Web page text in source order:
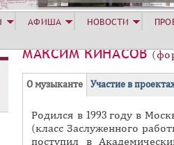
МАКСИМ КИНАСОВ
Г
П
О музыканте(
а
к
т
Участие в
Родился в 1993 году в
(класс Заслуженного
поступил в
АФИША НОВОСТИ